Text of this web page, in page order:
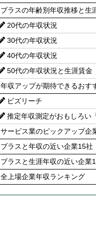
ブラスの年齢別年収推移と生
20代の年収状況
30代の年収状況
40代の年収状況
50代の年収状況と生涯賃金
年収アップが期待できるおす
ビズリーチ
推定年収測定がおもしろい
サービス業のピックアップ企
ブラスと年収の近い企業15社
ブラスと生涯年収の近い企業
全上場企業年収ランキング